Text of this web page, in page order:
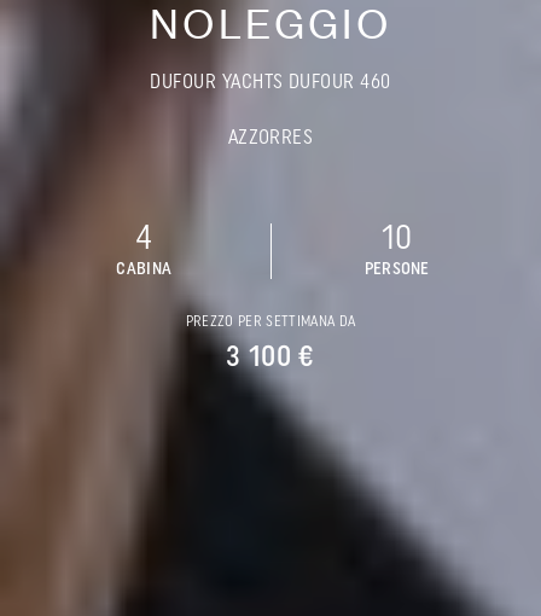
NOLEGGIO
DUFOUR YACHTS DUFOUR 460
AZZORRES
4
CABINA
10
PERSONE
PREZZO PER SETTIMANA DA
3 100 €